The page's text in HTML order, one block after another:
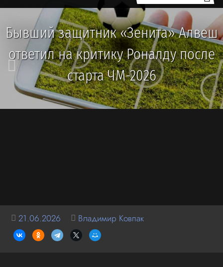
Бывший защитник «Зенита» Алвеш
ответил на критику Роналду после
старта ЧМ-2026
21.06.2026 Владимир Ковпак